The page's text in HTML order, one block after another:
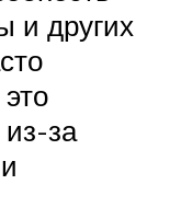
и других
за